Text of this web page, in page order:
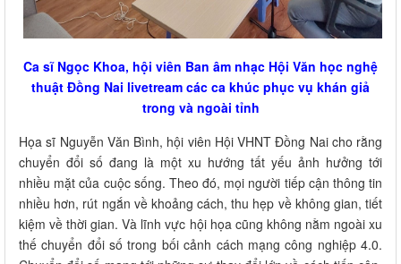
Ca sĩ Ngọc Khoa, hội viên Ban âm nhạc Hội Văn học nghệ
thuật Đồng Nai livetream các ca khúc phục vụ khán giả
trong và ngoài tỉnh
Họa sĩ Nguyễn Văn Bình, hội viên Hội VHNT Đồng Nai cho rằng
chuyển đổi số đang là một xu hướng tất yếu ảnh hưởng tới
nhiều mặt của cuộc sống. Theo đó, mọi người tiếp cận thông tin
nhiều hơn, rút ngắn về khoảng cách, thu hẹp về không gian, tiết
kiệm về thời gian. Và lĩnh vực hội họa cũng không nằm ngoài xu
thế chuyển đổi số trong bối cảnh cách mạng công nghiệp 4.0.